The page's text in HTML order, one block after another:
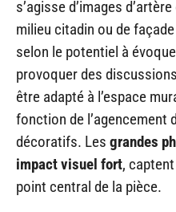
s’agisse d’images
milieu citadin ou de
selon le potentiel à
provoquer des
être adapté à l’espace
fonction de l’agencement
décoratifs. Les grandes
impact visuel fort,
point central de la pièce.